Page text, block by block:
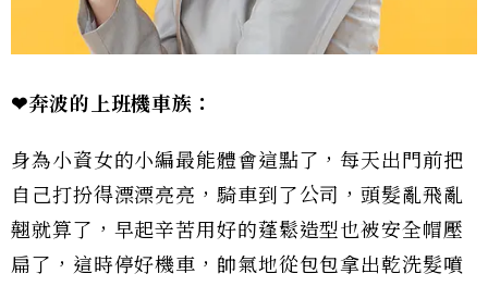
❤奔波的上班機車族：
身為小資女的小編最能體會這點了，每天出門前把
自己打扮得漂漂亮亮，騎車到了公司，頭髮亂飛亂
翹就算了，早起辛苦用好的蓬鬆造型也被安全帽壓
扁了，這時停好機車，帥氣地從包包拿出乾洗髮噴